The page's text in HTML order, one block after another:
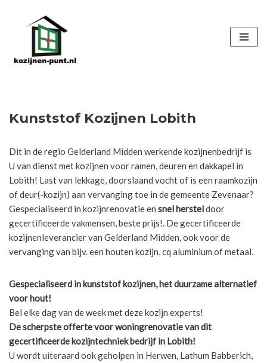
de
Kunststof Kozijnen Lobith
Dit in de regio Gelderland Midden werkende kozijnenbedrijf is
U van dienst met kozijnen voor ramen, deuren en dakkapel in
Lobith! Last van lekkage, doorslaand vocht of is een raamkozijn
of deur(-kozijn) aan vervanging toe in de gemeente Zevenaar?
Gespecialiseerd in kozijnrenovatie en snel hersteldoor
gecertificeerde vakmensen, beste prijs!. De gecertificeerde
kozijnenleverancier van Gelderland Midden, ook voor de
vervanging van bijv. een houten kozijn, cq aluminium of metaal.
Gespecialiseerd in kunststof kozijnen, het duurzame alternatief
voor hout!
Bel elke dag van de week met deze kozijn experts!
De scherpsteofferte voor woningrenovatie van dit
gecertificeerde kozijntechniek bedrijf in Lobith!
U wordt uiteraard ook geholpen in Herwen, Lathum Babberich,